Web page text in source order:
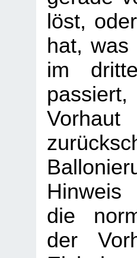
löst,
hat, was
im
die
der